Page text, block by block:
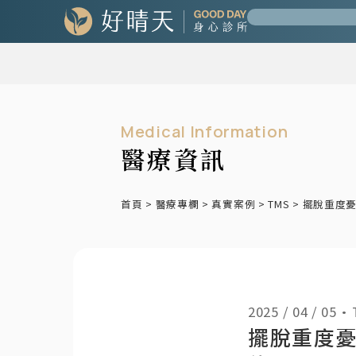
Medical Information
醫療資訊
首頁 > 醫療專欄 >真實案例 >TMS > 擺脫重度
2025 / 04 / 05 •
擺脫重度